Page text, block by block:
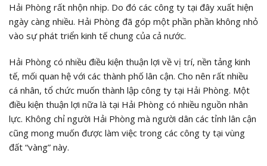
Hải Phòng rất nhộn nhịp. Do đó các công ty tại đây xuất hiện
ngày càng nhiều. Hải Phòng đã góp một phần phần không nhỏ
vào sự phát triển kinh tế chung của cả nước.
Hải Phòng có nhiều điều kiện thuận lợi về vị trí, nền tảng kinh
tế, mối quan hệ với các thành phố lân cận. Cho nên rất nhiều
cá nhân, tổ chức muốn thành lập công ty tại Hải Phòng. Một
điều kiện thuận lợi nữa là tại Hải Phòng có nhiều nguồn nhân
lực. Không chỉ người Hải Phòng mà người dân các tỉnh lân cận
cũng mong muốn được làm việc trong các công ty tại vùng
đất “vàng” này.